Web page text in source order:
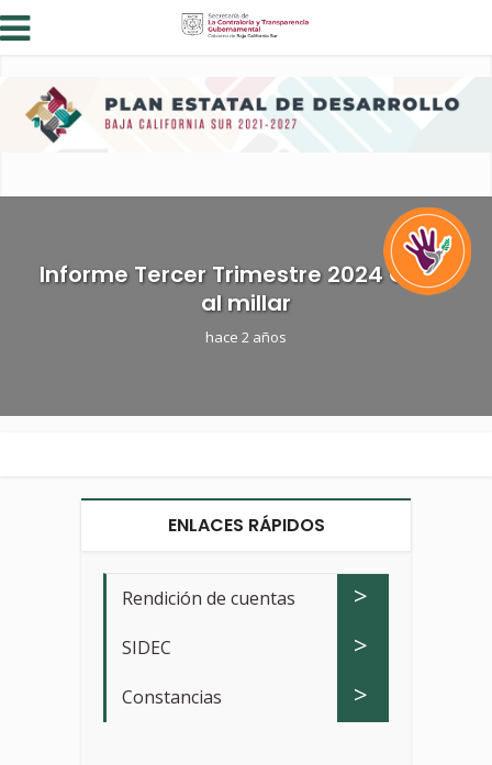
Informe Tercer Trimestre 2024 Cinco
al millar
hace 2 años
ENLACES RÁPIDOS
Rendición de cuentas >
SIDEC >
Constancias >